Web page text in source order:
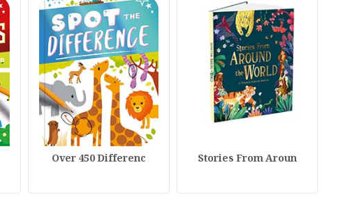
Stories From Aroun
Over 450 Differenc